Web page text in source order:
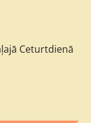
Ceturtdienā